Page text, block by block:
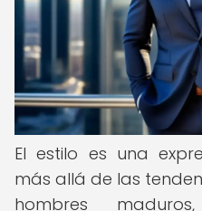
El estilo es una
más allá de las
hombres